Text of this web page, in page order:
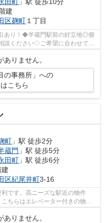
建
区麹町 １丁目
あり！◆半蔵門駅前の好立地◎個
ください◇ご希望に合わせて物
わ...
りません。
の事務所」への
こちら
町 」駅 徒歩2分
蔵門 」駅 徒歩5分
田町 」駅 徒歩6分
区紀尾井町3-16
です。高ニーズな駅近の物件
ちらはエレベーター付きの物件
りません。